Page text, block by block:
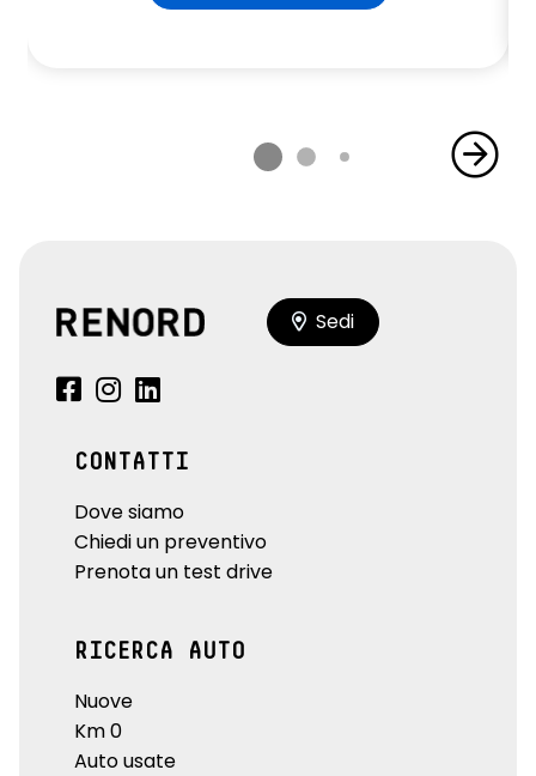
Sedi
CONTATTI
Dove siamo
Chiedi un preventivo
Prenota un test drive
RICERCA AUTO
Nuove
Km 0
Auto usate